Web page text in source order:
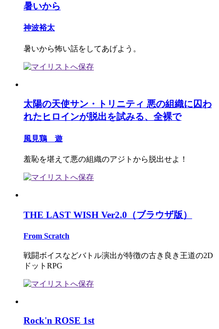
暑いから
神波裕太
暑いから怖い話をしてあげよう。
太陽の天使サン・トリニティ 悪の組織に囚わ
れたヒロインが脱出を試みる、全裸で
風見鶏 遊
羞恥を堪えて悪の組織のアジトから脱出せよ！
THE LAST WISH Ver2.0（ブラウザ版）
From Scratch
戦闘ボイスなどバトル演出が特徴の古き良き王道の2D
ドットRPG
Rock'n ROSE 1st